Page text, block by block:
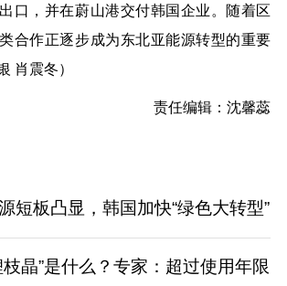
口，并在蔚山港交付韩国企业。随着区
合作正逐步成为东北亚能源转型的重要
肖震冬）
责任编辑：沈馨蕊
短板凸显，韩国加快“绿色大转型”
晶”是什么？专家：超过使用年限